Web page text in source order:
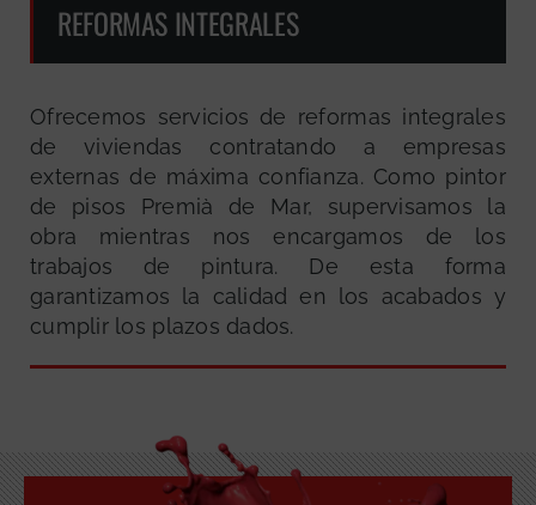
REFORMAS INTEGRALES
Ofrecemos servicios de reformas integrales
de viviendas contratando a empresas
externas de máxima confianza. Como pintor
de pisos Premià de Mar, supervisamos la
obra mientras nos encargamos de los
trabajos de pintura. De esta forma
garantizamos la calidad en los acabados y
cumplir los plazos dados.